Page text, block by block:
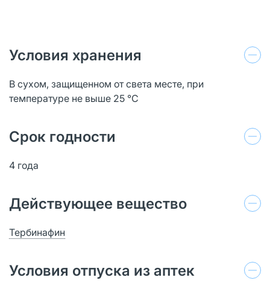
Условия хранения
В сухом, защищенном от света месте, при
температуре не выше 25 °C
Срок годности
4 года
Действующее вещество
Тербинафин
Условия отпуска из аптек